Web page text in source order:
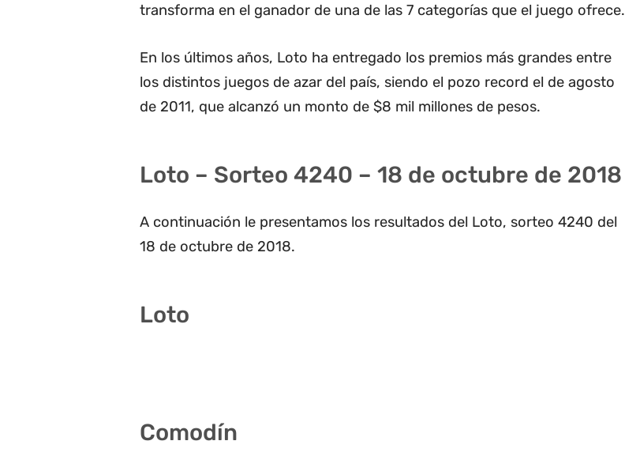
transforma en el ganador de una de las 7 categorías que el juego ofrece.
En los últimos años, Loto ha entregado los premios más grandes entre
los distintos juegos de azar del país, siendo el pozo record el de agosto
de 2011, que alcanzó un monto de $8 mil millones de pesos.
Loto – Sorteo 4240 – 18 de octubre de 2018
A continuación le presentamos los resultados del Loto, sorteo 4240 del
18 de octubre de 2018.
Loto
Comodín